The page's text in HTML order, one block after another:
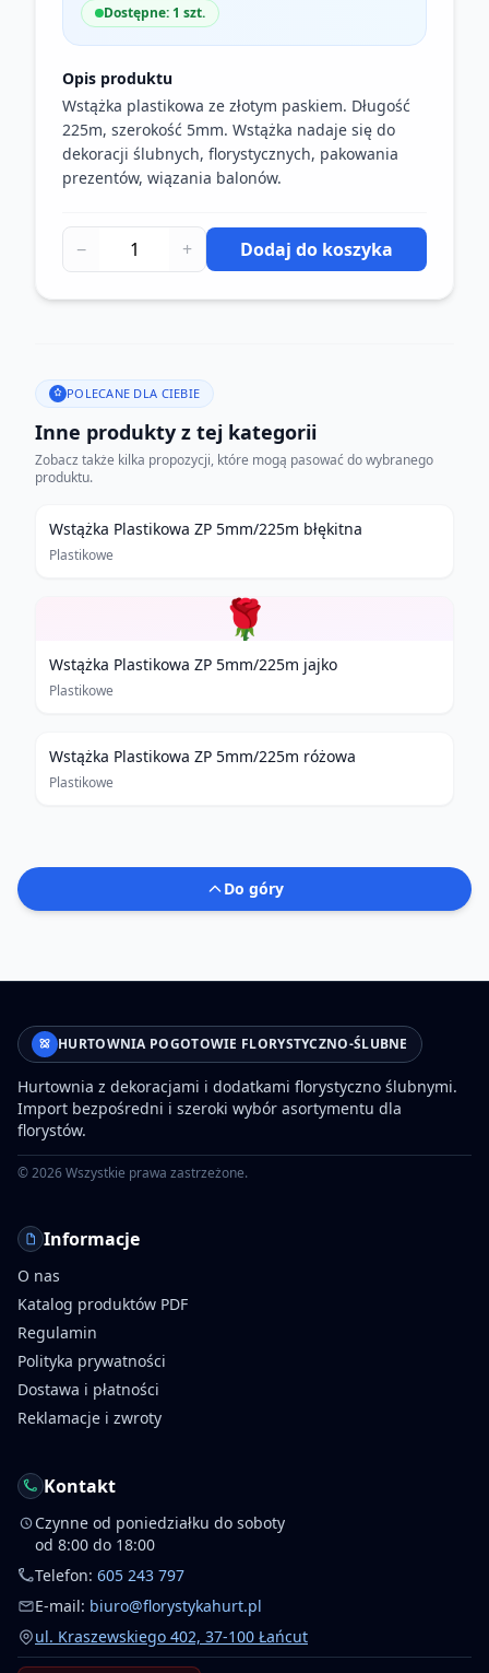
Dostępne: 1 szt.
Opis produktu
Wstążka plastikowa ze złotym paskiem. Długość
225m, szerokość 5mm. Wstążka nadaje się do
dekoracji ślubnych, florystycznych, pakowania
prezentów, wiązania balonów.
− + Dodaj do koszyka
POLECANE DLA CIEBIE
Inne produkty z tej kategorii
Zobacz także kilka propozycji, które mogą pasować do wybranego
produktu.
Wstążka Plastikowa ZP 5mm/225m błękitna
Plastikowe
🌹
Wstążka Plastikowa ZP 5mm/225m jajko
Plastikowe
Wstążka Plastikowa ZP 5mm/225m różowa
Plastikowe
Do góry
HURTOWNIA POGOTOWIE FLORYSTYCZNO-ŚLUBNE
Hurtownia z dekoracjami i dodatkami florystyczno ślubnymi.
Import bezpośredni i szeroki wybór asortymentu dla
florystów.
©2026Wszystkie prawa zastrzeżone.
Informacje
O nas
Katalog produktów PDF
Regulamin
Polityka prywatności
Dostawa i płatności
Reklamacje i zwroty
Kontakt
Czynne od poniedziałku do soboty
od 8:00 do 18:00
Telefon: 605 243 797
E-mail: biuro@florystykahurt.pl
ul. Kraszewskiego 402, 37-100 Łańcut